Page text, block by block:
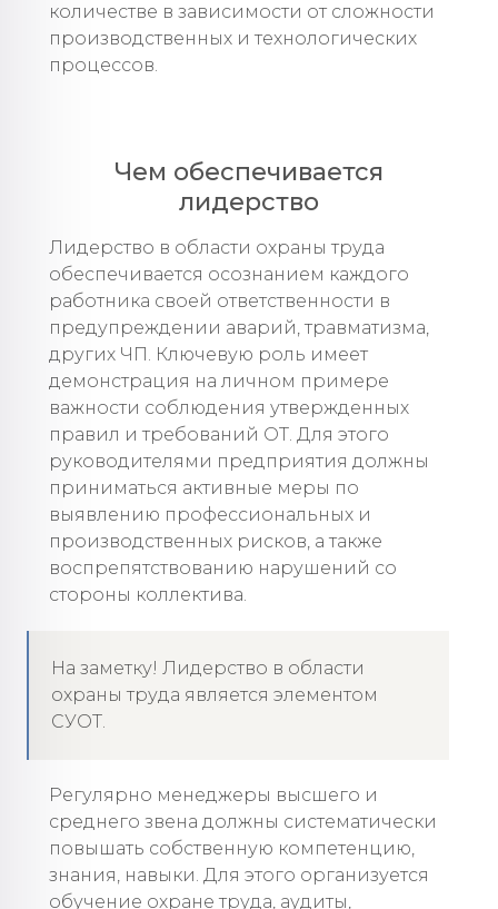
количестве в зависимости от сложности
производственных и технологических
процессов.
Чем обеспечивается
лидерство
Лидерство в области охраны труда
обеспечивается осознанием каждого
работника своей ответственности в
предупреждении аварий, травматизма,
других ЧП. Ключевую роль имеет
демонстрация на личном примере
важности соблюдения утвержденных
правил и требований ОТ. Для этого
руководителями предприятия должны
приниматься активные меры по
выявлению профессиональных и
производственных рисков, а также
воспрепятствованию нарушений со
стороны коллектива.
На заметку! Лидерство в области
охраны труда является элементом
СУОТ.
Регулярно менеджеры высшего и
среднего звена должны систематически
повышать собственную компетенцию,
знания, навыки. Для этого организуется
обучение охране труда, аудиты,